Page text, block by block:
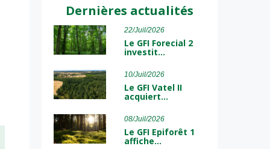
Dernières actualités
22/Juil/2026
Le GFI Forecial 2
investit…
10/Juil/2026
Le GFI Vatel II
acquiert…
08/Juil/2026
Le GFI Epiforêt 1
affiche…